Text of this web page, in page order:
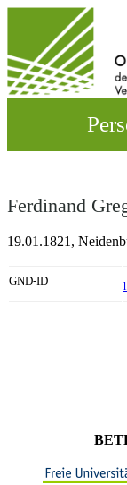
wechseln
Ferdinand
19.01.1821,
GND-ID